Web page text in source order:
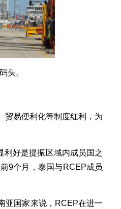
头。
易便利化等制度红利，为
好是提振区域内成员国之
9个月，泰国与RCEP成员
国家来说，RCEP在进一